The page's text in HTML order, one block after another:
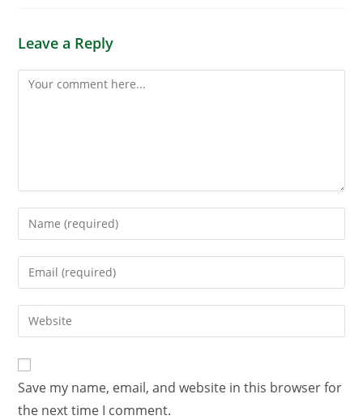
Leave a Reply
Comment
Enter
your
name
comment
Enter
your
email
address
Enter
your
URL
(optional)
Save my name, email, and website in this browser for
the next time I comment.